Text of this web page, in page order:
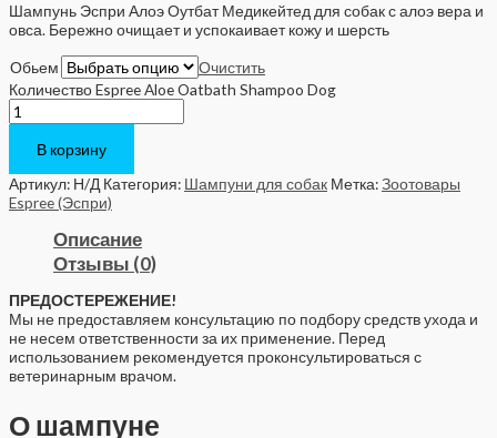
Шампунь Эспри Алоэ Оутбат Медикейтед для собак с алоэ вера и
овса. Бережно очищает и успокаивает кожу и шерсть
Обьем
Очистить
Количество Espree Aloe Oatbath Shampoo Dog
В корзину
Артикул: Н/Д Категория: Шампуни для собак Метка:Зоотовары
Espree (Эспри)
Описание
Отзывы (0)
ПРЕДОСТЕРЕЖЕНИЕ!
Мы не предоставляем консультацию по подбору средств ухода и
не несем ответственности за их применение. Перед
использованием рекомендуется проконсультироваться с
ветеринарным врачом.
О шампуне